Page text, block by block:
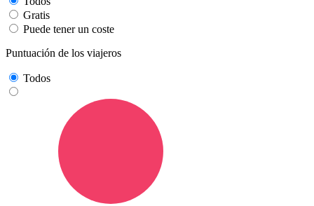
Gratis
Puede tener un coste
Puntuación de los viajeros
Todos